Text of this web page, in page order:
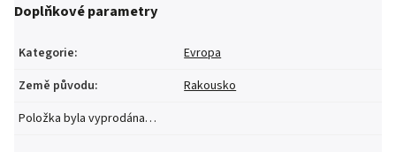
Doplňkové parametry
Kategorie:
Evropa
Země původu:
Rakousko
Položka byla vyprodána…